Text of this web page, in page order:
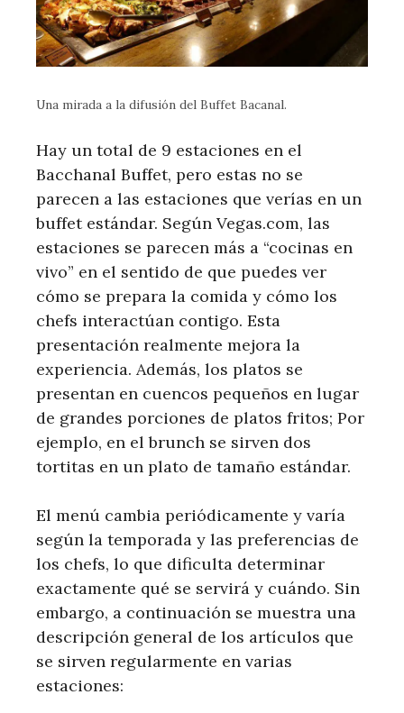
Una mirada a la difusión del Buffet Bacanal.
Hay un total de 9 estaciones en el
Bacchanal Buffet, pero estas no se
parecen a las estaciones que verías en un
buffet estándar. Según Vegas.com, las
estaciones se parecen más a “cocinas en
vivo” en el sentido de que puedes ver
cómo se prepara la comida y cómo los
chefs interactúan contigo. Esta
presentación realmente mejora la
experiencia. Además, los platos se
presentan en cuencos pequeños en lugar
de grandes porciones de platos fritos; Por
ejemplo, en el brunch se sirven dos
tortitas en un plato de tamaño estándar.
El menú cambia periódicamente y varía
según la temporada y las preferencias de
los chefs, lo que dificulta determinar
exactamente qué se servirá y cuándo. Sin
embargo, a continuación se muestra una
descripción general de los artículos que
se sirven regularmente en varias
estaciones: